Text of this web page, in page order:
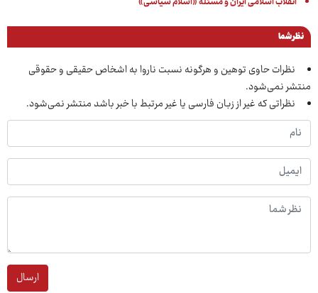
نظر شما
نظرات حاوی توهین و هرگونه نسبت ناروا به اشخاص حقیقی و حقوقی
منتشر نمی‌شود.
نظراتی که غیر از زبان فارسی یا غیر مرتبط با خبر باشد منتشر نمی‌شود.
ارسال